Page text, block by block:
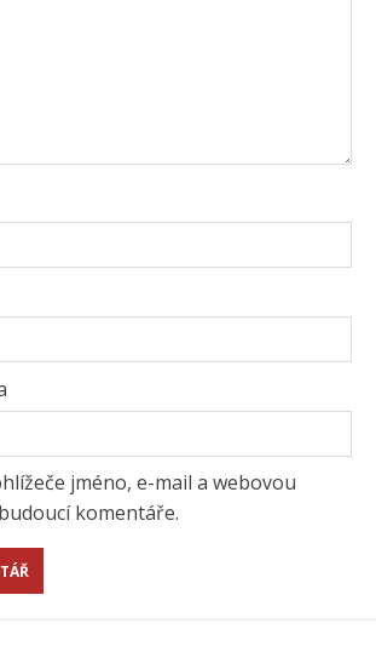
jméno, e-mail a webovou
komentáře.